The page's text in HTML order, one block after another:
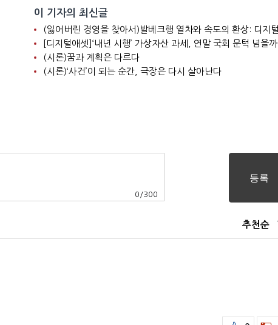
이 기자의 최신글
[디지털애셋]‘내년 시행’ 가상자산 과세, 연말 국회 문턱 넘을까
(시론)꿈과 계획은 다르다
(시론)‘사건’이 되는 순간, 극장은 다시 살아난다
0 /300
추천순